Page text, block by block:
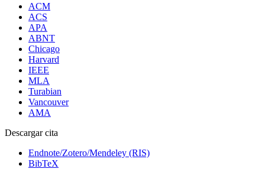
ACM
ACS
APA
ABNT
Chicago
Harvard
IEEE
MLA
Turabian
Vancouver
AMA
Descargar cita
Endnote/Zotero/Mendeley (RIS)
BibTeX